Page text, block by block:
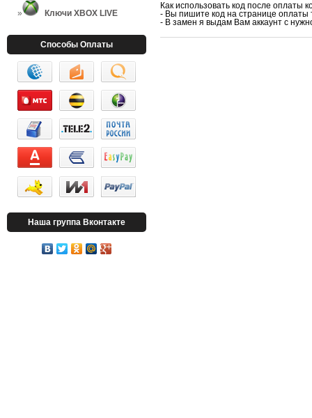
Ключи XBOX LIVE
Способы Оплаты
Наша группа Вконтакте
Как использовать код после оплаты
- Вы пишите код на странице оплаты
- В замен я выдам Вам аккаунт с